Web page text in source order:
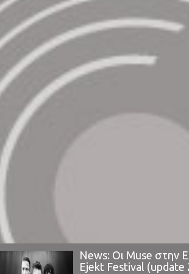
News: Οι Muse στην
Ejekt Festival (update